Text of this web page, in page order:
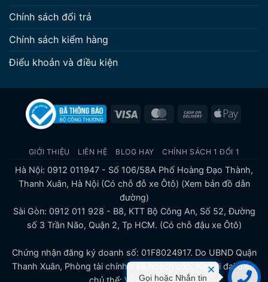
Chính sách đổi trả
Chính sách kiểm hàng
Điểu khoản và điều kiện
Visa MasterCardCash
Apple
GIỚI THIỆU LIÊN HỆ BLOG HAY CHÍNH SÁCH 1 ĐỔI 1
Hà Nội: 0912 011947 - Số 106/58A Phố Hoàng Đạo Thành,
Thanh Xuân, Hà Nội (Có chỗ đỗ xe Ôtô) (Xem bản đồ dẫn
đường)
Sài Gòn: 0912 011 928 - B8, KTT Bộ Công An, Số 52, Đường
số 3 Trần Não, Quận 2, Tp HCM. (Có chỗ đậu xe Ôtô)
Chứng nhận đăng ký doanh số: 01F8024917. Do UBND Quận
Thanh Xuân, Phòng tài chính - kế hoạch cấp. Người đại diện,
Gọi hoặc Nhắn tin